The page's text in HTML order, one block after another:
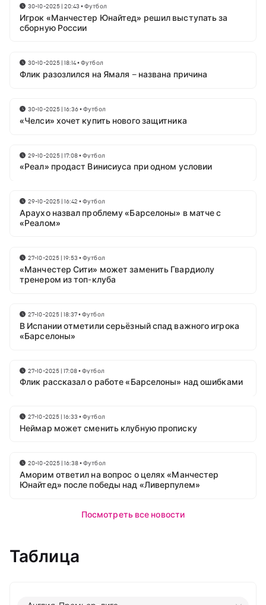
30-10-2025 | 20:43 •Футбол
Игрок «Манчестер Юнайтед» решил выступать за
сборную России
30-10-2025 | 18:14•Футбол
Флик разозлился на Ямаля – названа причина
30-10-2025 | 16:36•Футбол
«Челси» хочет купить нового защитника
29-10-2025 | 17:08•Футбол
«Реал» продаст Винисиуса при одном условии
29-10-2025 | 16:42 •Футбол
Араухо назвал проблему «Барселоны» в матче с
«Реалом»
27-10-2025 | 19:53 •Футбол
«Манчестер Сити» может заменить Гвардиолу
тренером из топ-клуба
27-10-2025 | 18:37•Футбол
В Испании отметили серьёзный спад важного игрока
«Барселоны»
27-10-2025 | 17:08•Футбол
Флик рассказал о работе «Барселоны» над ошибками
27-10-2025 | 16:33 •Футбол
Неймар может сменить клубную прописку
20-10-2025 | 16:38•Футбол
Аморим ответил на вопрос о целях «Манчестер
Юнайтед» после победы над «Ливерпулем»
Посмотреть все новости
Таблица